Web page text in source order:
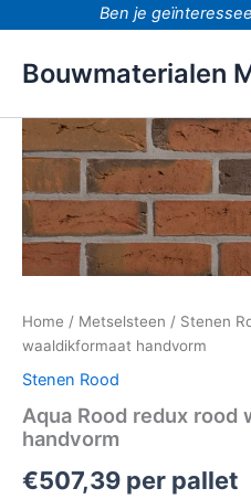
Ben je
Bouwmaterialen
Home / Metselsteen / Stenen
waaldikformaat handvorm
Stenen Rood
Aqua Rood redux rood
handvorm
€507,39 per pallet
Aqua
Rood
rood
waaldikformaat
handvorm
aantal